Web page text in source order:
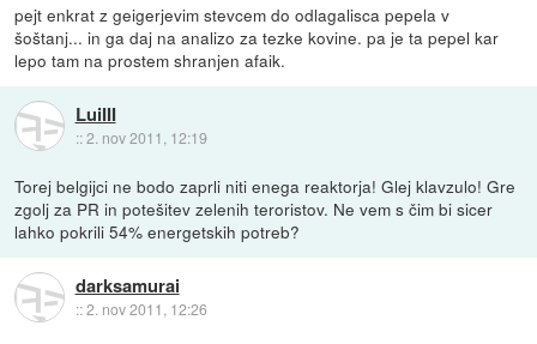
pejt enkrat z geigerjevim stevcem do odlagalisca pepela v
šoštanj... in ga daj na analizo za tezke kovine. pa je ta pepel kar
lepo tam na prostem shranjen afaik.
LuiIII
::2. nov 2011, 12:19
Torej belgijci ne bodo zaprli niti enega reaktorja! Glej klavzulo! Gre
zgolj za PR in potešitev zelenih teroristov. Ne vem s čim bi sicer
lahko pokrili 54% energetskih potreb?
darksamurai
::2. nov 2011, 12:26